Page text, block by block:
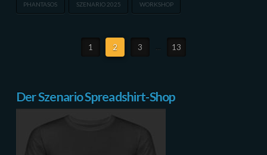
PHANTASOS SZENARIO 2025 WORKSHOP
1 2 3 ... 13
Der Szenario Spreadshirt-Shop